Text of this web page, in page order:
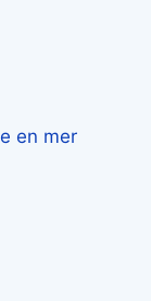
en mer